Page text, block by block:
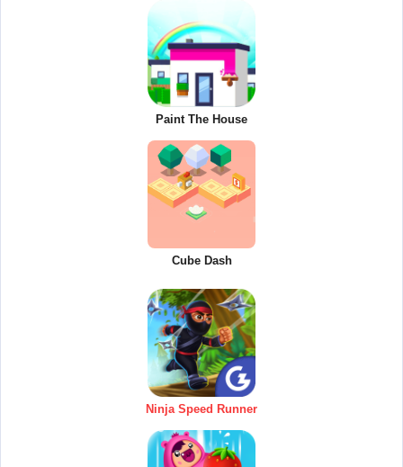
Paint The House
Cube Dash
Ninja Speed Runner